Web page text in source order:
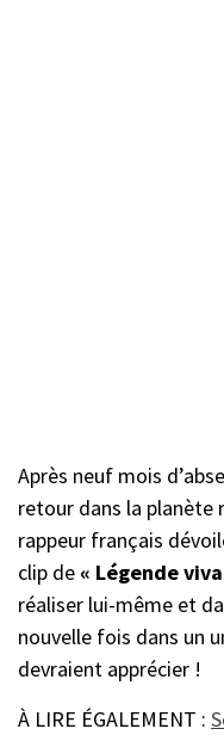
Après neuf mois
retour dans la planète
rappeur français
clip de « Légende
réaliser lui-même et
nouvelle fois dans un
devraient apprécier !
À LIRE ÉGALEMENT :